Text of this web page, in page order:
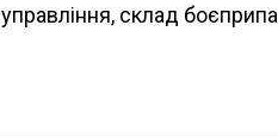
управління, склад